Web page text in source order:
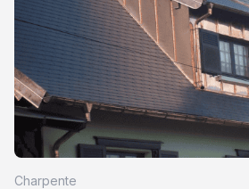
Charpente